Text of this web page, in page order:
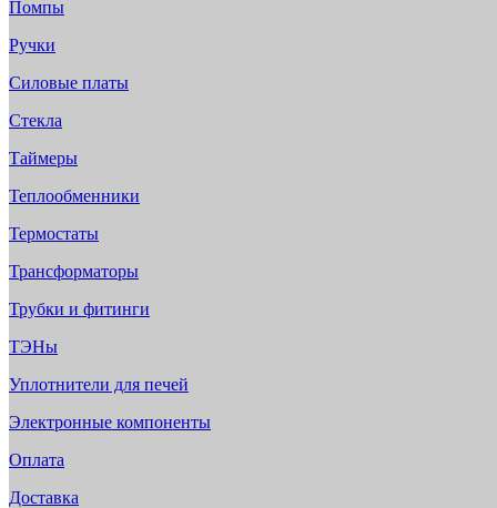
Помпы
Ручки
Силовые платы
Стекла
Таймеры
Теплообменники
Термостаты
Трансформаторы
Трубки и фитинги
ТЭНы
Уплотнители для печей
Электронные компоненты
Оплата
Доставка